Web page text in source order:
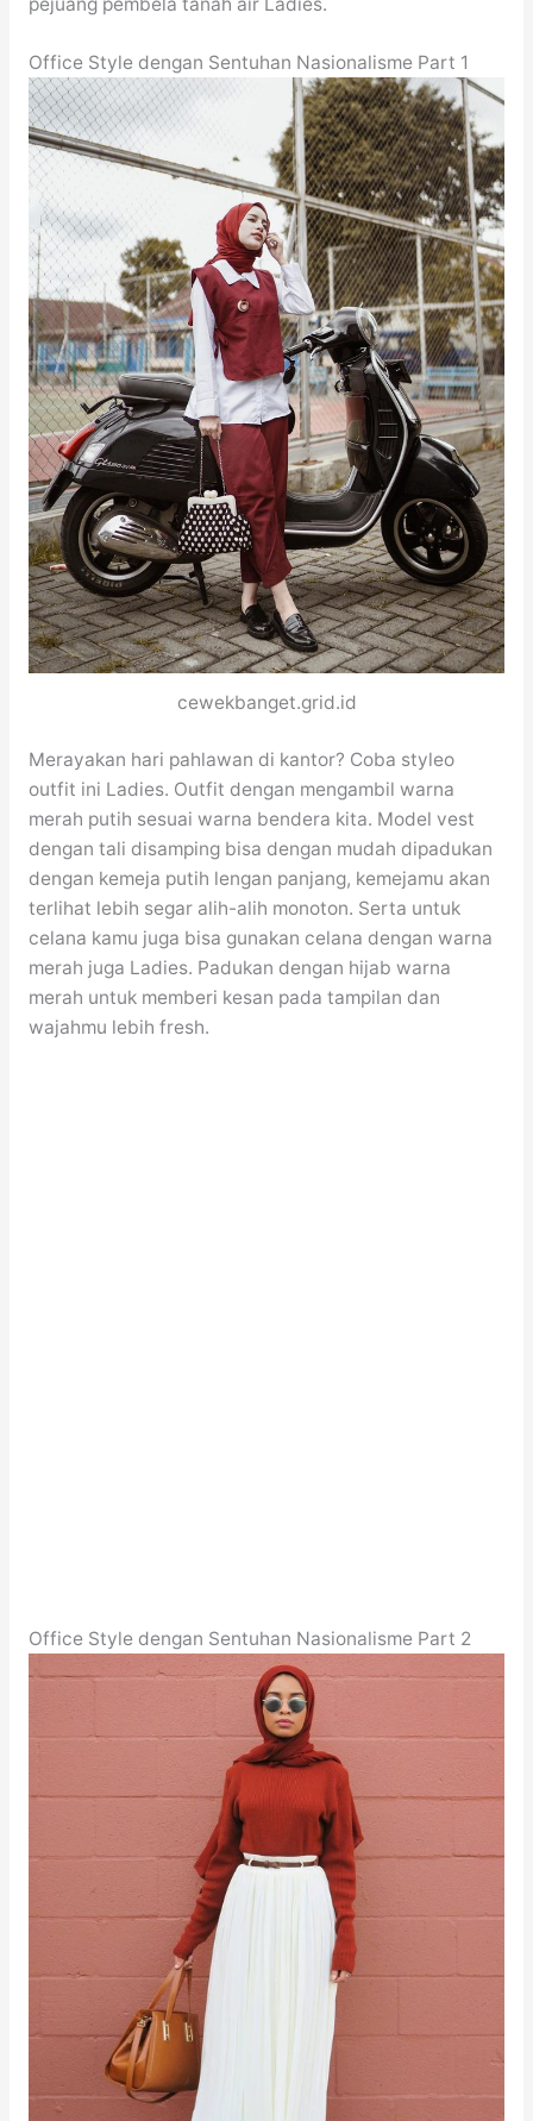
Office Style dengan Sentuhan Nasionalisme Part 1
cewekbanget.grid.id
Merayakan hari pahlawan di kantor? Coba styleo
outfit ini Ladies. Outfit dengan mengambil warna
merah putih sesuai warna bendera kita. Model vest
dengan tali disamping bisa dengan mudah dipadukan
dengan kemeja putih lengan panjang, kemejamu akan
terlihat lebih segar alih-alih monoton. Serta untuk
celana kamu juga bisa gunakan celana dengan warna
merah juga Ladies. Padukan dengan hijab warna
merah untuk memberi kesan pada tampilan dan
wajahmu lebih fresh.
Office Style dengan Sentuhan Nasionalisme Part 2